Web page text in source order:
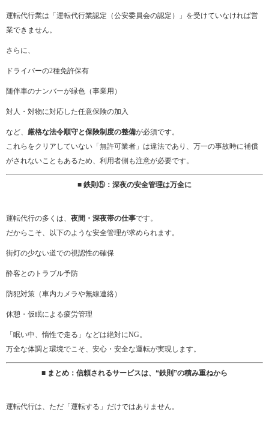
運転代行業は「運転代行業認定（公安委員会の認定）」を受けていなければ営
業できません。
さらに、
ドライバーの2種免許保有
随伴車のナンバーが緑色（事業用）
対人・対物に対応した任意保険の加入
など、 厳格な法令順守と保険制度の整備が必須です。
これらをクリアしていない「無許可業者」は違法であり、万一の事故時に補償
がされないこともあるため、利用者側も注意が必要です。
■ 鉄則⑤：深夜の安全管理は万全に
運転代行の多くは、 夜間・深夜帯の仕事です。
だからこそ、以下のような安全管理が求められます。
街灯の少ない道での視認性の確保
酔客とのトラブル予防
防犯対策（車内カメラや無線連絡）
休憩・仮眠による疲労管理
「眠い中、惰性で走る」などは絶対にNG。
万全な体調と環境でこそ、安心・安全な運転が実現します。
■ まとめ：信頼されるサービスは、“鉄則”の積み重ねから
運転代行は、ただ「運転する」だけではありません。